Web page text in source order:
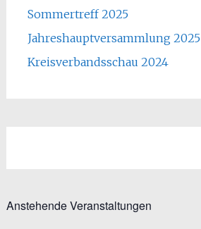
Sommertreff 2025
Jahreshauptversammlung 2025
Kreisverbandsschau 2024
Anstehende Veranstaltungen